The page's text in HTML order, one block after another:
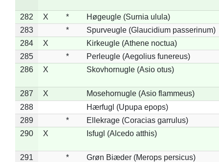
282 X *
Høgeugle (Surnia ulula)
283
*
Spurveugle (Glaucidium passerinum)
284
X
Kirkeugle (Athene noctua)
285
*
Perleugle (Aegolius funereus)
286
X Skovhornugle (Asio otus)
287 X
Mosehornugle (Asio flammeus)
288
Hærfugl (Upupa epops)
289
*
Ellekrage (Coracias garrulus)
290
X Isfugl (Alcedo atthis)
291 *
Grøn Biæder (Merops persicus)